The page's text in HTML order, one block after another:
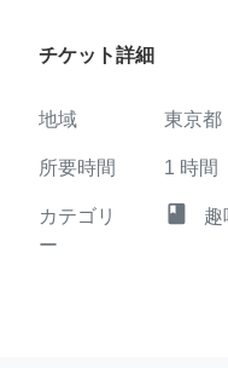
チケット詳細
地域 東京都
所要時間 1 時間
カテゴリ
ー
class 趣